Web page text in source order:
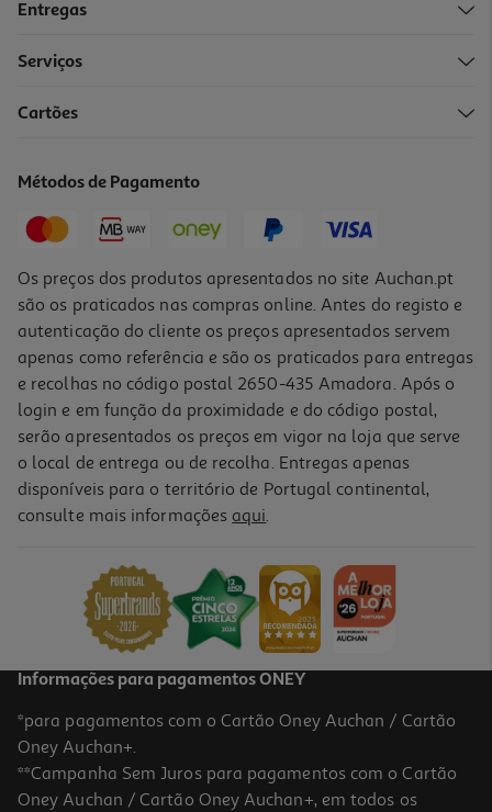
Ração Para Cão Purina One Médio / Maxi Frango 12kg
38,99 €
Entregas
Serviços
Cartões
Métodos de Pagamento
Os preços dos produtos apresentados no site Auchan.pt
são os praticados nas compras online. Antes do registo e
autenticação do cliente os preços apresentados servem
apenas como referência e são os praticados para entregas
e recolhas no código postal 2650-435 Amadora. Após o
login e em função da proximidade e do código postal,
serão apresentados os preços em vigor na loja que serve
o local de entrega ou de recolha. Entregas apenas
disponíveis para o território de Portugal continental,
consulte mais informações aqui.
Informações para pagamentos ONEY
*para pagamentos com o Cartão Oney Auchan / Cartão
Oney Auchan+.
**Campanha Sem Juros para pagamentos com o Cartão
Oney Auchan / Cartão Oney Auchan+, em todos os